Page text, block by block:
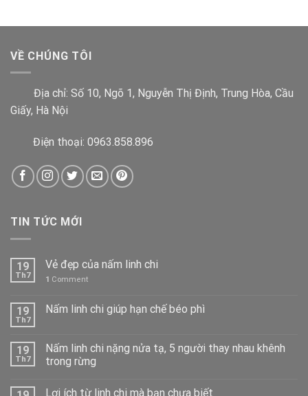
VỀ CHÚNG TÔI
Địa chỉ: Số 10, Ngõ 1, Nguyễn Thị Định, Trung Hòa, Cầu
Giấy, Hà Nội
Điện thoại: 0963.858.896
TIN TỨC MỚI
19
Th7
Vẻ đẹp của nấm linh chi
1 Comment
19
Th7
Nấm linh chi giúp hạn chế béo phì
19
Th7
Nấm linh chi nặng nửa tạ, 5 người thay nhau khênh
trong rừng
Lợi ích từ linh chi mà bạn chưa biết